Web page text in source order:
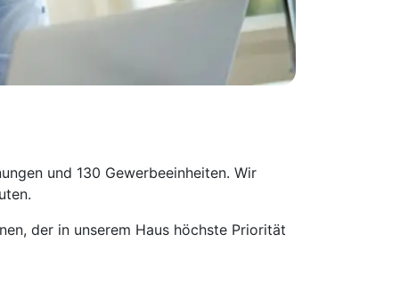
und 130 Gewerbeeinheiten. Wir
der in unserem Haus höchste Priorität